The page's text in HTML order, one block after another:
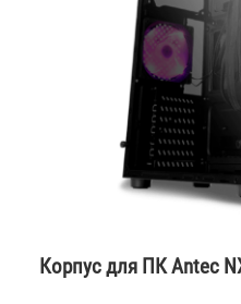
Корпус для ПК Antec